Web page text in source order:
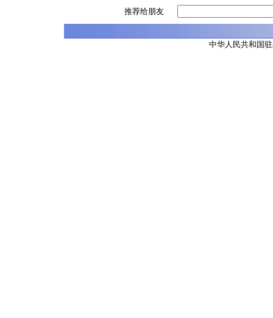
推荐给朋友
中华人民共和国